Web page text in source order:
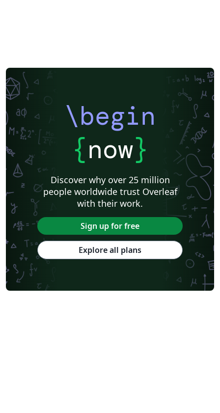
\begin
{now}
Discover why over 25 million
people worldwide trust Overleaf
with their work.
Sign up for free
Explore all plans